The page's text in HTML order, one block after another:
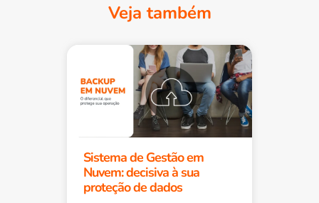
Veja também
Sistema de Gestão em
Nuvem: decisiva à sua
proteção de dados